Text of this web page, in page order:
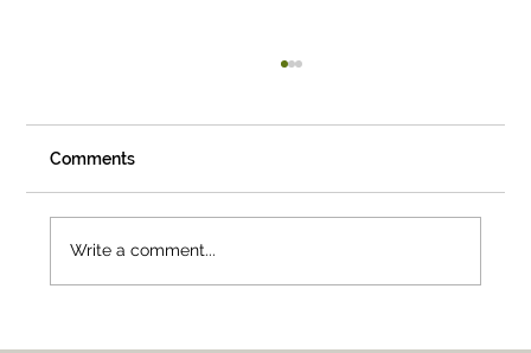
Comments
Write a comment...